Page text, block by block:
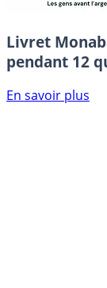
Livret
pendant 12
En savoir plus